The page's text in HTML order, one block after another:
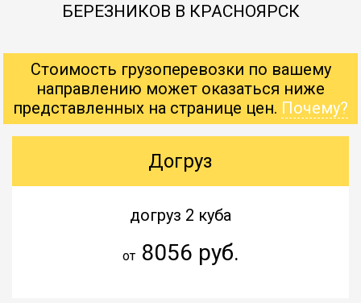
БЕРЕЗНИКОВ В КРАСНОЯРСК
Стоимость грузоперевозки по вашему
направлению может оказаться ниже
представленных на странице цен. Почему?
Догруз
догруз 2 куба
от8056 руб.